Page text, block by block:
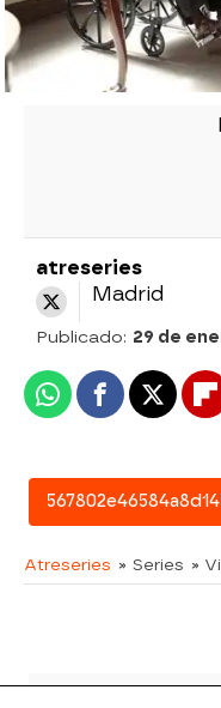
atreseries
Madrid
Publicado: 29 de
WhatsappFacebook
X
Atreseries » Series »